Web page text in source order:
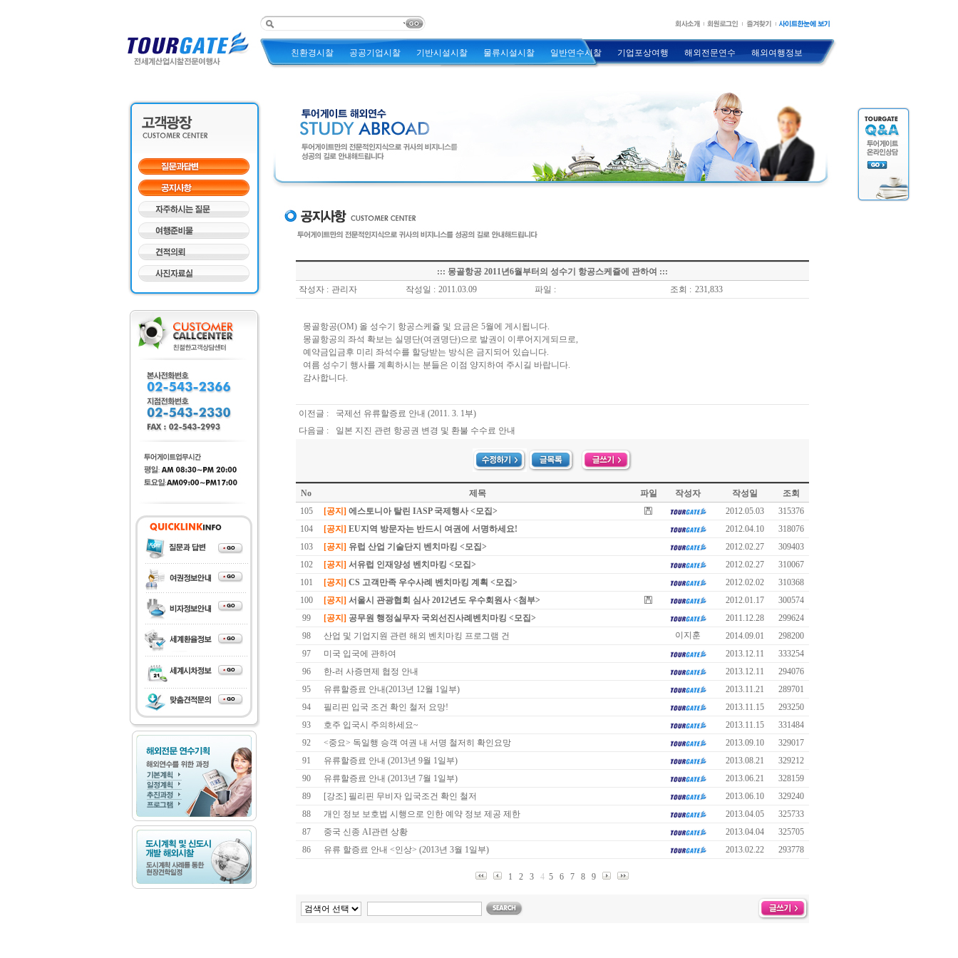
친환경시찰 공공기업시찰 기반시설시찰 물류시설시찰 일반연수시찰 기업포상여행 해외전문연수 해외여행정보
::: 몽골항공 2011년6월부터의 성수기 항공스케쥴에 관하여 :::
작성자 : 관리자 작성일 : 2011.03.09 파일 : 조회 : 231,833
몽골항공(OM) 올 성수기 항공스케쥴 및 요금은 5월에 게시됩니다.
몽골항공의 좌석 확보는 실명단(여권명단)으로 발권이 이루어지게되므로,
예약금입금후 미리 좌석수를 할당받는 방식은 금지되어 있습니다.
여름 성수기 행사를 계획하시는 분들은 이점 양지하여 주시길 바랍니다.
감사합니다.
이전글 :
국제선 유류할증료 안내 (2011. 3. 1부)
다음글 :
일본 지진 관련 항공권 변경 및 환불 수수료 안내
No 제목 파일 작성자 작성일
조회
105
[공지] 에스토니아 탈린 IASP 국제행사 <모집> 2012.05.03
315376
104
[공지] EU지역 방문자는 반드시 여권에 서명하세요! 2012.04.10
318076
103
[공지] 유럽 산업 기술단지 벤치마킹 <모집> 2012.02.27
309403
102
[공지] 서유럽 인재양성 벤치마킹 <모집> 2012.02.27
310067
101
[공지] CS 고객만족 우수사례 벤치마킹 계획 <모집> 2012.02.02
310368
100
[공지] 서울시 관광협회 심사 2012년도 우수회원사 <첨부> 2012.01.17
300574
99
[공지] 공무원 행정실무자 국외선진사례벤치마킹 <모집> 2011.12.28
299624
98
산업 및 기업지원 관련 해외 벤치마킹 프로그램 건 이지훈 2014.09.01
298200
97
미국 입국에 관하여 2013.12.11
333254
96
한-러 사증면제 협정 안내 2013.12.11
294076
95
유류할증료 안내(2013년 12월 1일부) 2013.11.21
289701
94
필리핀 입국 조건 확인 철저 요망! 2013.11.15
293250
93
호주 입국시 주의하세요~ 2013.11.15
331484
92
<중요> 독일행 승객 여권 내 서명 철저히 확인요망 2013.09.10
329017
91
유류할증료 안내 (2013년 9월 1일부) 2013.08.21
329212
90
유류할증료 안내 (2013년 7월 1일부) 2013.06.21
328159
89
[강조] 필리핀 무비자 입국조건 확인 철저 2013.06.10
329240
88
개인 정보 보호법 시행으로 인한 예약 정보 제공 제한 2013.04.05
325733
87
중국 신종 AI관련 상황 2013.04.04
325705
86
유류 할증료 안내 <인상> (2013년 3월 1일부) 2013.02.22 293778
1 2 3 4 5 6 7 8 9